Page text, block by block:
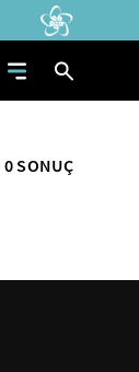
0 SONUÇ